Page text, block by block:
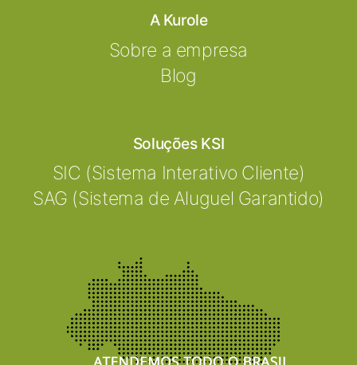
A Kurole
Sobre a empresa
Blog
Soluções KSI
SIC (Sistema Interativo Cliente)
SAG (Sistema de Aluguel Garantido)